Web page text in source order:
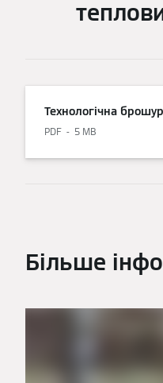
Технологічна
PDF 5 MB
Більше